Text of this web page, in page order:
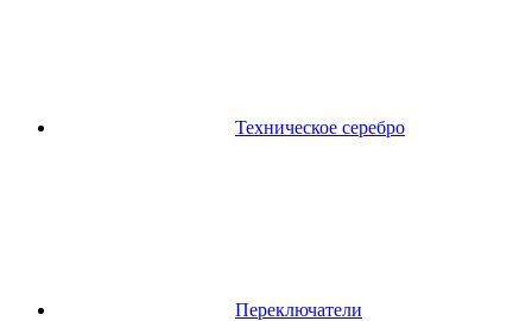
Техническое серебро
Переключатели